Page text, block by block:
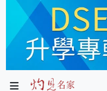
政局